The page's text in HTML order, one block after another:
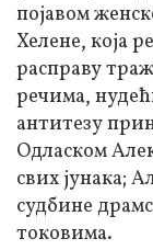
појавом
Хелене, која
расправу
речима,
антитезу
Одласком
свих јунака;
судбине
токовима.